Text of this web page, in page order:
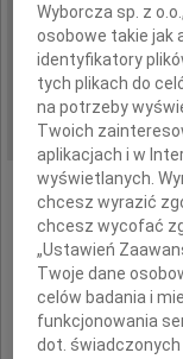
IMIĘ I NAZWISKO:
REGION:
DATA EMISJI:
Wyborcza sp. z
osobowe takie jak
identyfikatory
tych plikach do
na potrzeby
Twoich
aplikacjach i w
wyświetlanych.
chcesz wyrazić
chcesz wycofać
„Ustawień
Twoje dane
celów badania i
funkcjonowania
dot. świadczonych